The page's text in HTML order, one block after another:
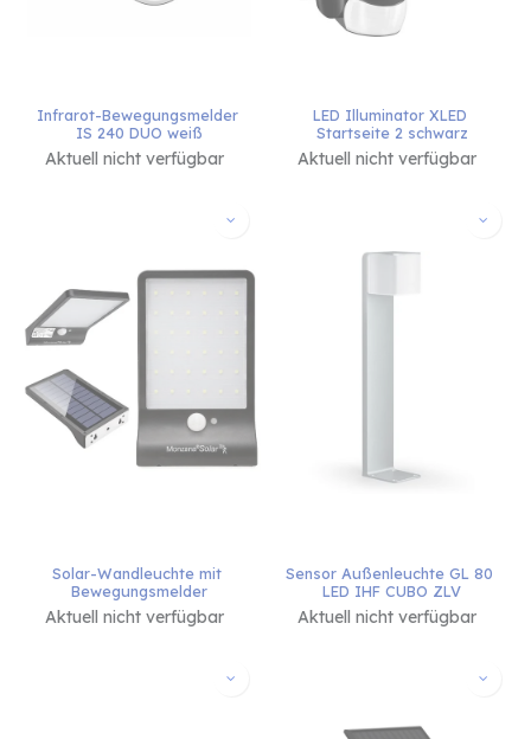
Infrarot-Bewegungsmelder
IS 240 DUO weiß
Aktuell nicht verfügbar
LED Illuminator XLED
Startseite 2 schwarz
Aktuell nicht verfügbar
Solar-Wandleuchte mit
Bewegungsmelder
Aktuell nicht verfügbar
Sensor Außenleuchte GL 80
LED IHF CUBO ZLV
Aktuell nicht verfügbar